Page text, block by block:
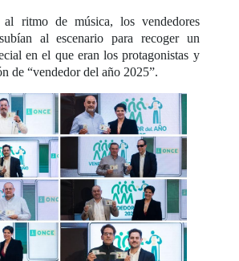
ritmo de música, los vendedores
al escenario para recoger un
en el que eran los protagonistas y
de “vendedor del año 2025”.